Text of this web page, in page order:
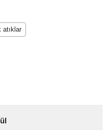
atıklar